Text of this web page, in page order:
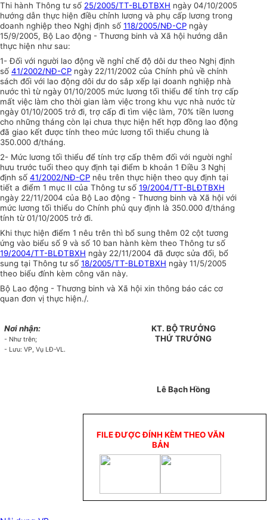
Thi hành Thông tư số 25/2005/TT-BLĐTBXH ngày 04/10/2005
hướng dẫn thực hiện điều chỉnh lương và phụ cấp lương trong
doanh nghiệp theo Nghị định số 118/2005/NĐ-CP ngày
15/9/2005, Bộ Lao động - Thương binh và Xã hội hướng dẫn
thực hiện như sau:
1- Đối với người lao động về nghỉ chế độ dôi dư theo Nghị định
số 41/2002/NĐ-CP ngày 22/11/2002 của Chính phủ về chính
sách đối với lao động dôi dư do sắp xếp lại doanh nghiệp nhà
nước thì từ ngày 01/10/2005 mức lương tối thiểu để tính trợ cấp
mất việc làm cho thời gian làm việc trong khu vực nhà nước từ
ngày 01/10/2005 trở đi, trợ cấp đi tìm việc làm, 70% tiền lương
cho những tháng còn lại chưa thực hiện hết hợp đồng lao động
đã giao kết được tính theo mức lương tối thiểu chung là
350.000 đ/tháng.
2- Mức lương tối thiểu để tính trợ cấp thêm đối với người nghỉ
hưu trước tuổi theo quy định tại điểm b khoản 1 Điều 3 Nghị
định số 41/2002/NĐ-CP nêu trên thực hiện theo quy định tại
tiết a điểm 1 mục II của Thông tư số 19/2004/TT-BLĐTBXH
ngày 22/11/2004 của Bộ Lao động - Thương binh và Xã hội với
mức lương tối thiểu do Chính phủ quy định là 350.000 đ/tháng
tính từ 01/10/2005 trở đi.
Khi thực hiện điểm 1 nêu trên thì bổ sung thêm 02 cột tương
ứng vào biểu số 9 và số 10 ban hành kèm theo Thông tư số
19/2004/TT-BLĐTBXH ngày 22/11/2004 đã được sửa đổi, bổ
sung tại Thông tư số 18/2005/TT-BLĐTBXH ngày 11/5/2005
theo biểu đính kèm công văn này.
Bộ Lao động - Thương binh và Xã hội xin thông báo các cơ
quan đơn vị thực hiện./.
Nơi nhận:
- Như trên;
- Lưu: VP, Vụ LĐ-VL.
KT. BỘ TRƯỞNG
THỨ TRƯỞNG
Lê Bạch Hồng
FILE ĐƯỢC ĐÍNH KÈM THEO VĂN
BẢN